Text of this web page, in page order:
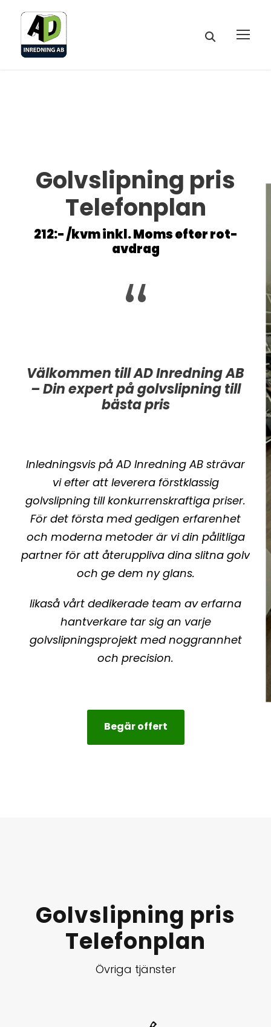
Golvslipning pris
Telefonplan
212:- /kvm inkl. Moms efter rot-
avdrag
“
Välkommen till AD Inredning AB
– Din expert på golvslipning till
bästa pris
Inledningsvis på AD Inredning AB strävar
vi efter att leverera förstklassig
golvslipning till konkurrenskraftiga priser.
För det första med gedigen erfarenhet
och moderna metoder är vi din pålitliga
partner för att återuppliva dina slitna golv
och ge dem ny glans.
likaså vårt dedikerade team av erfarna
hantverkare tar sig an varje
golvslipningsprojekt med noggrannhet
och precision.
Begär offert
Golvslipning pris
Telefonplan
Övriga tjänster